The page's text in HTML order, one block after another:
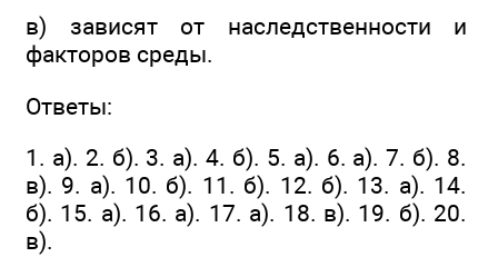
в) зависят от наследственности и
факторов среды.
Ответы:
1. а). 2. б). 3. а). 4. б). 5. а). 6. а). 7. б). 8.
в). 9. а). 10. б). 11. б). 12. б). 13. а). 14.
б). 15. а). 16. а). 17. а). 18. в). 19. б). 20.
в).